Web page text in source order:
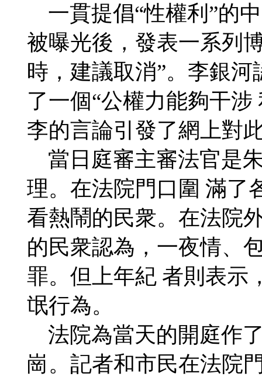
一貫提倡“性權利”的
被曝光後，發表一系列
時，建議取消”。李銀
了一個“公權力能夠干
李的言論引發了網上對
當日庭審主審法官是
理。在法院門口圍 滿了
看熱鬧的民衆。在法院
的民衆認為，一夜情、
罪。但上年紀 者則表示
氓行為。
法院為當天的開庭作
崗。記者和市民在法院